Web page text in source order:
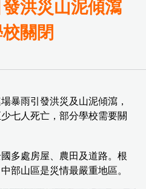
洪災山泥傾瀉
關閉
暴雨引發洪災及山泥傾瀉，
七人死亡，部分學校需要關
多處房屋、農田及道路。根
部山區是災情最嚴重地區。